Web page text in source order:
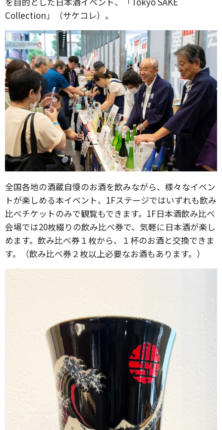
Collection」（サケコレ）。
全国各地の酒蔵自慢のお酒を飲みながら、様々なイベン
トが楽しめる本イベント、1Fステージではいずれも飲み
比べチケットのみで観覧もできます。1F日本酒飲み比べ
会場では20枚綴りの飲み比べ券で、気軽に日本酒が楽し
めます。飲み⽐べ券１枚から、１杯のお酒と交換できま
す。（飲み⽐べ券２枚以上必要なお酒もあります。）